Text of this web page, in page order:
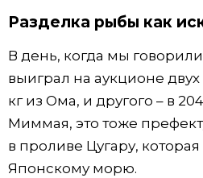
Разделка рыбы как
В день, когда мы
выиграл на аукционе двух
кг из Ома, и другого – в
Миммая, это тоже
в проливе Цугару,
Японскому морю.